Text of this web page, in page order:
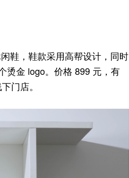
鞋，鞋款采用高帮设计，同时
烫金 logo。价格 899 元，有
门店。